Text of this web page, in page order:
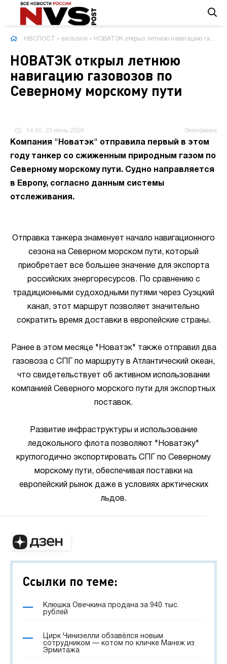
НВСПОСТ » exclusive » НОВАТЭК открыл летнюю навигацию газовозов по Северному морскому пути
НОВАТЭК открыл летнюю
навигацию газовозов по
Северному морскому пути
14:45, 23 июнь 2024 Экономика
Компания "Новатэк" отправила первый в этом
году танкер со сжиженным природным газом по
Северному морскому пути. Судно направляется
в Европу, согласно данным системы
отслеживания.
Отправка танкера знаменует начало навигационного
сезона на Северном морском пути, который
приобретает все большее значение для экспорта
российских энергоресурсов. По сравнению с
традиционными судоходными путями через Суэцкий
канал, этот маршрут позволяет значительно
сократить время доставки в европейские страны.
Ранее в этом месяце "Новатэк" также отправил два
газовоза с СПГ по маршруту в Атлантический океан,
что свидетельствует об активном использовании
компанией Северного морского пути для экспортных
поставок.
Развитие инфраструктуры и использование
ледокольного флота позволяют "Новатэку"
круглогодично экспортировать СПГ по Северному
морскому пути, обеспечивая поставки на
европейский рынок даже в условиях арктических
льдов.
Ссылки по теме:
Клюшка Овечкина продана за 940 тыс.
рублей
Цирк Чинизелли обзавёлся новым
сотрудником — котом по кличке Манеж из
Эрмитажа